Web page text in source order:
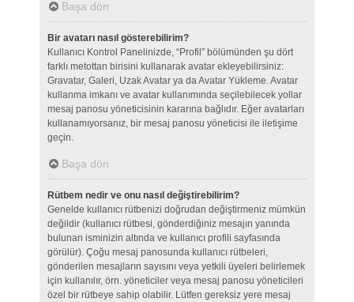
Başa dön
Bir avatarı nasıl gösterebilirim?
Kullanıcı Kontrol Panelinizde, “Profil” bölümünden şu dört
farklı metottan birisini kullanarak avatar ekleyebilirsiniz:
Gravatar, Galeri, Uzak Avatar ya da Avatar Yükleme. Avatar
kullanma imkanı ve avatar kullanımında seçilebilecek yollar
mesaj panosu yöneticisinin kararına bağlıdır. Eğer avatarları
kullanamıyorsanız, bir mesaj panosu yöneticisi ile iletişime
geçin.
Başa dön
Rütbem nedir ve onu nasıl değiştirebilirim?
Genelde kullanıcı rütbenizi doğrudan değiştirmeniz mümkün
değildir (kullanıcı rütbesi, gönderdiğiniz mesajın yanında
bulunan isminizin altında ve kullanıcı profili sayfasında
görülür). Çoğu mesaj panosunda kullanıcı rütbeleri,
gönderilen mesajların sayısını veya yetkili üyeleri belirlemek
için kullanılır, örn. yöneticiler veya mesaj panosu yöneticileri
özel bir rütbeye sahip olabilir. Lütfen gereksiz yere mesaj